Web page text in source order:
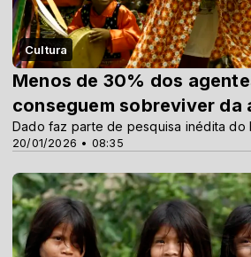
Cultura
20/01/2026 • 08:35
Menos de 30% dos
conseguem sobreviver da
Dado faz parte de pesquisa inédita do